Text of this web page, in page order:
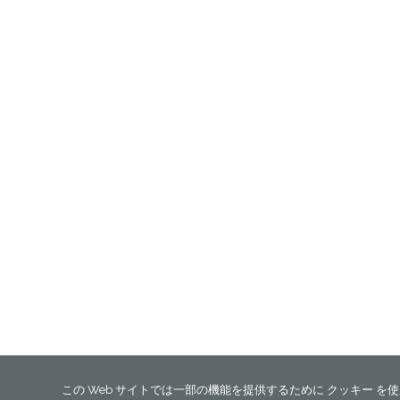
この Web サイトでは一部の機能を提供するために クッキー を